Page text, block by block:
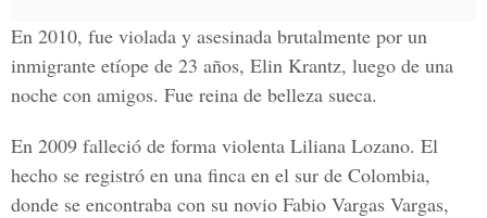
En 2010, fue violada y asesinada brutalmente por un
inmigrante etíope de 23 años, Elin Krantz, luego de una
noche con amigos. Fue reina de belleza sueca.
En 2009 falleció de forma violenta Liliana Lozano. El
hecho se registró en una finca en el sur de Colombia,
donde se encontraba con su novio Fabio Vargas Vargas,